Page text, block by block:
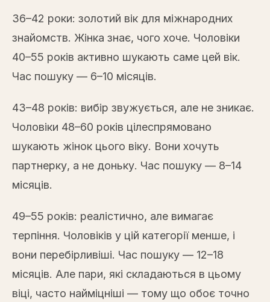
36–42 роки: золотий вік для міжнародних
знайомств. Жінка знає, чого хоче. Чоловіки
40–55 років активно шукають саме цей вік.
Час пошуку — 6–10 місяців.
43–48 років: вибір звужується, але не зникає.
Чоловіки 48–60 років цілеспрямовано
шукають жінок цього віку. Вони хочуть
партнерку, а не доньку. Час пошуку — 8–14
місяців.
49–55 років: реалістично, але вимагає
терпіння. Чоловіків у цій категорії менше, і
вони перебірливіші. Час пошуку — 12–18
місяців. Але пари, які складаються в цьому
віці, часто найміцніші — тому що обоє точно